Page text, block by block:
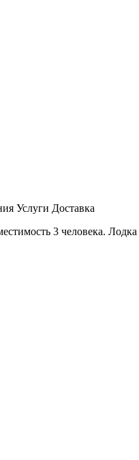
Услуги Доставка
3 человека.